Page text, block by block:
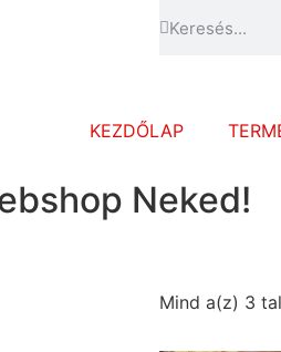
KEZDŐLAP
Neked!
Mind a(z) 3